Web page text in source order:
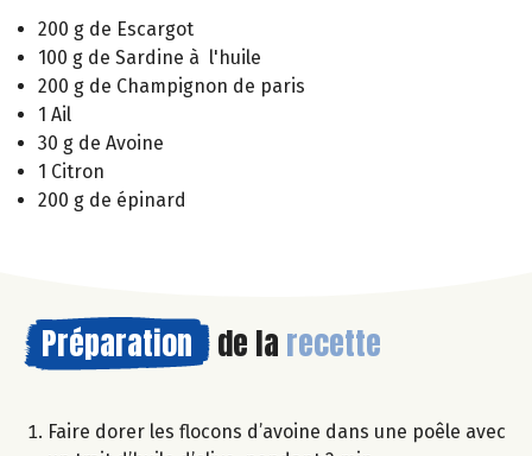
200 g de Escargot
100 g de Sardine à l'huile
200 g de Champignon de paris
1 Ail
30 g de Avoine
1 Citron
200 g de épinard
Préparation de la recette
Faire dorer les flocons d’avoine dans une poêle avec